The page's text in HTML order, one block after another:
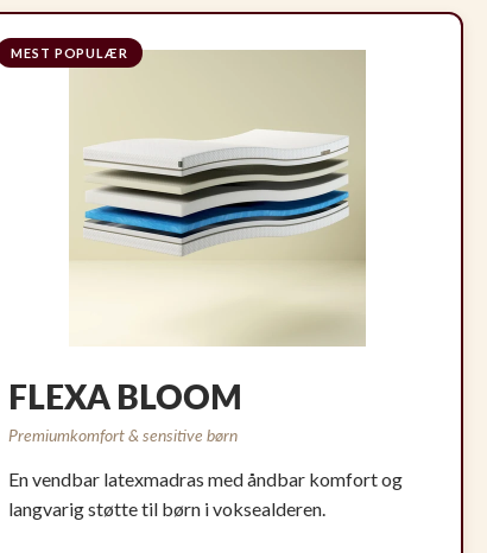
MEST POPULÆR
FLEXA BLOOM
Premiumkomfort & sensitive børn
En vendbar latexmadras med åndbar komfort og
langvarig støtte til børn i voksealderen.